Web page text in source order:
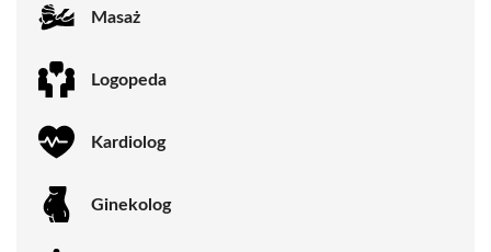
Masaż
Logopeda
Kardiolog
Ginekolog